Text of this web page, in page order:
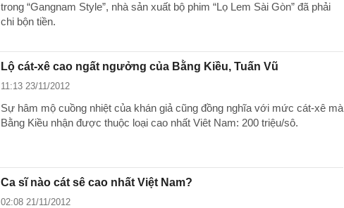
trong “Gangnam Style”, nhà sản xuất bộ phim “Lọ Lem Sài Gòn” đã phải
chi bộn tiền.
Lộ cát-xê cao ngất ngưởng của Bằng Kiều, Tuấn Vũ
11:13 23/11/2012
Sự hâm mộ cuồng nhiệt của khán giả cũng đồng nghĩa với mức cát-xê mà
Bằng Kiều nhận được thuộc loại cao nhất Viêt Nam: 200 triệu/sô.
Ca sĩ nào cát sê cao nhất Việt Nam?
02:08 21/11/2012